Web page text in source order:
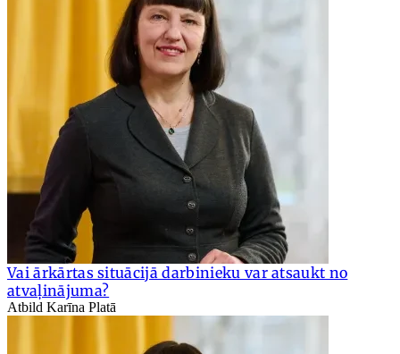
Vai ārkārtas situācijā darbinieku var atsaukt no
atvaļinājuma?
Atbild Karīna Platā